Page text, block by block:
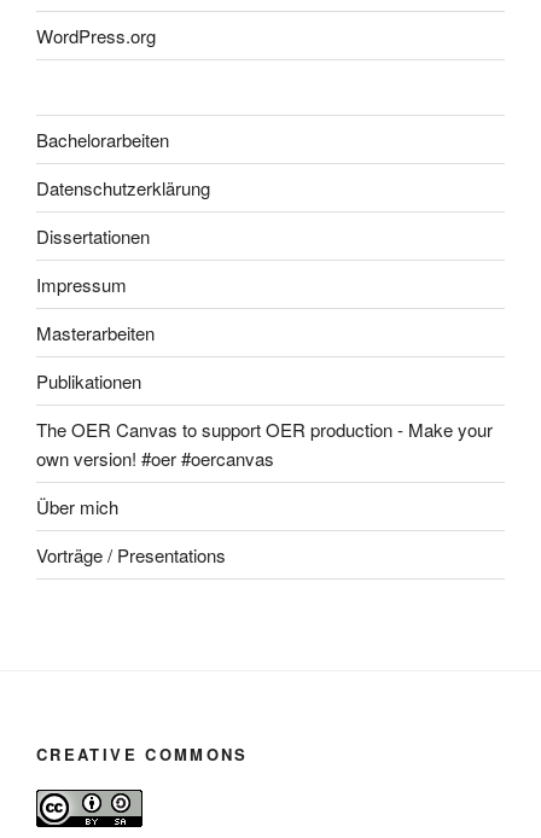
WordPress.org
Bachelorarbeiten
Datenschutzerklärung
Dissertationen
Impressum
Masterarbeiten
Publikationen
The OER Canvas to support OER production - Make your
own version! #oer #oercanvas
Über mich
Vorträge / Presentations
CREATIVE COMMONS